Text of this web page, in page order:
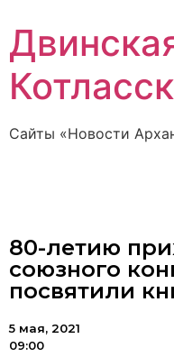
Сайты «Новости
80-летию
союзного
посвятили
5 мая, 2021
09:00